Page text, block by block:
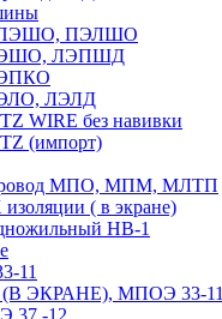
ПЭШО, ПЭЛШО
ЛЭПШД
ЛЭЛД
WIRE без навивки
(импорт)
МПО, МПМ, МЛТП
( в экране)
HB-1
11
ЭКРАНЕ), МПОЭ 33-11
37 -12